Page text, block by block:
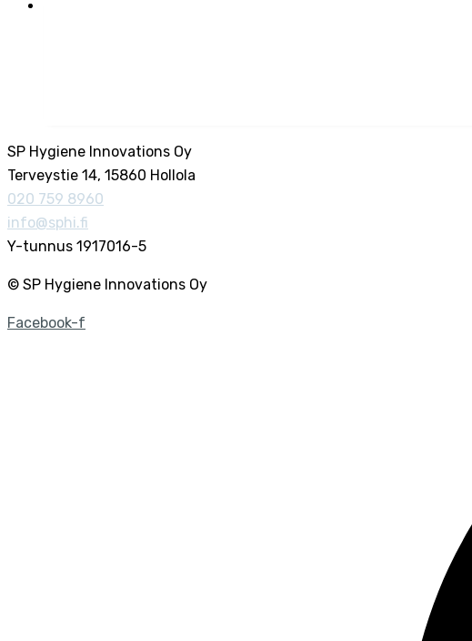
SP Hygiene Innovations Oy
Terveystie 14, 15860 Hollola
020 759 8960
info@sphi.fi
Y-tunnus 1917016-5
© SP Hygiene Innovations Oy
Facebook-f